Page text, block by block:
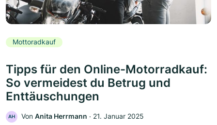
Mottoradkauf
Tipps für den Online-Motorradkauf:
So vermeidest du Betrug und
Enttäuschungen
AH Von Anita Herrmann ‧ 21. Januar 2025